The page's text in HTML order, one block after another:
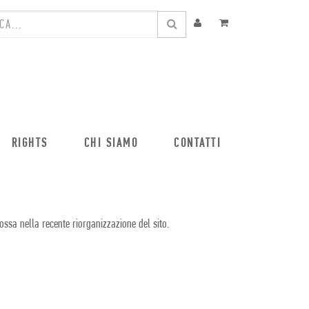
RIGHTS CHI SIAMO CONTATTI
nella recente riorganizzazione del sito.